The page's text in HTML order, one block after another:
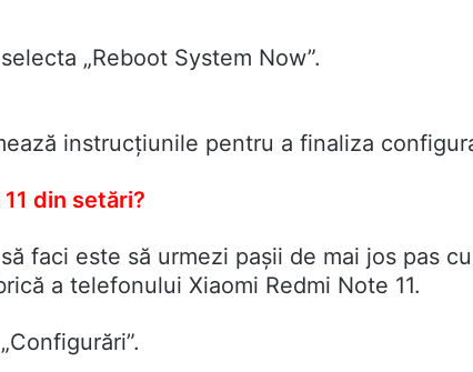
„Reboot System Now”.
instrucțiunile pentru a finaliza
din setări?
faci este să urmezi pașii de mai jos pas
a telefonului Xiaomi Redmi Note 11.